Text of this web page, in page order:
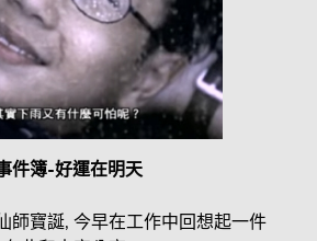
件簿-好運在明天
師寶誕, 今早在工作中回想起一件